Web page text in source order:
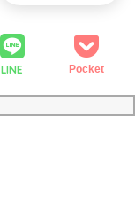
LINE Pocket